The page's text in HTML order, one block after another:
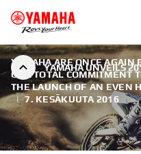
YAMAHA UNVEILS
YAMAHA ARE ONCE AGAIN
OUR TOTAL COMMITMENT
THE LAUNCH OF AN EVEN
| 7. KESÄKUUTA 2016